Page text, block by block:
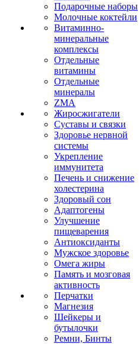
Подарочные наборы
Молочные коктейли
Витаминно-
минеральные
комплексы
Отдельные
витамины
Отдельные
минералы
ZMA
Жиросжигатели
Суставы и связки
Здоровье нервной
системы
Укрепление
иммунитета
Печень и снижение
холестерина
Здоровый сон
Адаптогены
Улучшение
пищеварения
Антиоксиданты
Мужское здоровье
Омега жиры
Память и мозговая
активность
Перчатки
Магнезия
Шейкеры и
бутылочки
Ремни, Бинты